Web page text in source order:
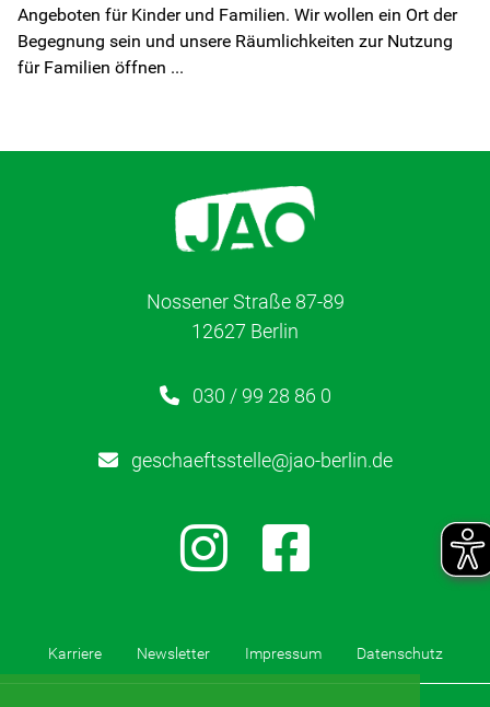
Newsletter
Angeboten für Kinder und Familien. Wir wollen ein Ort der
Begegnung sein und unsere Räumlichkeiten zur Nutzung
für Familien öffnen ...
Nossener Straße 87-89
12627 Berlin
030 / 99 28 86 0
geschaeftsstelle@jao-berlin.de
Karriere Newsletter Impressum Datenschutz